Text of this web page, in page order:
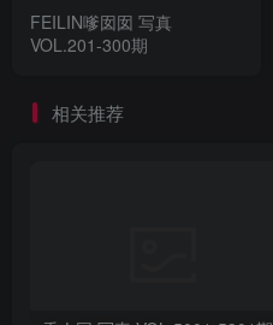
FEILIN嗲囡囡 写真
VOL.201-300期
相关推荐